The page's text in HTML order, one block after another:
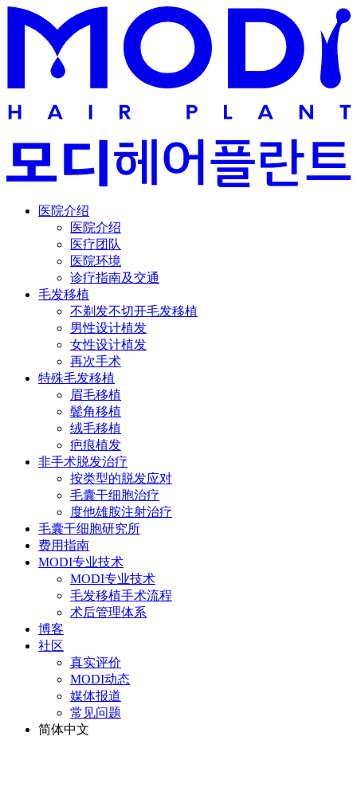
医院介绍
医院介绍
医疗团队
医院环境
诊疗指南及交通
毛发移植
不剃发不切开毛发移植
男性设计植发
女性设计植发
再次手术
特殊毛发移植
眉毛移植
鬓角移植
绒毛移植
疤痕植发
非手术脱发治疗
按类型的脱发应对
毛囊干细胞治疗
度他雄胺注射治疗
毛囊干细胞研究所
费用指南
MODI专业技术
MODI专业技术
毛发移植手术流程
术后管理体系
博客
社区
真实评价
MODI动态
媒体报道
常见问题
简体中文